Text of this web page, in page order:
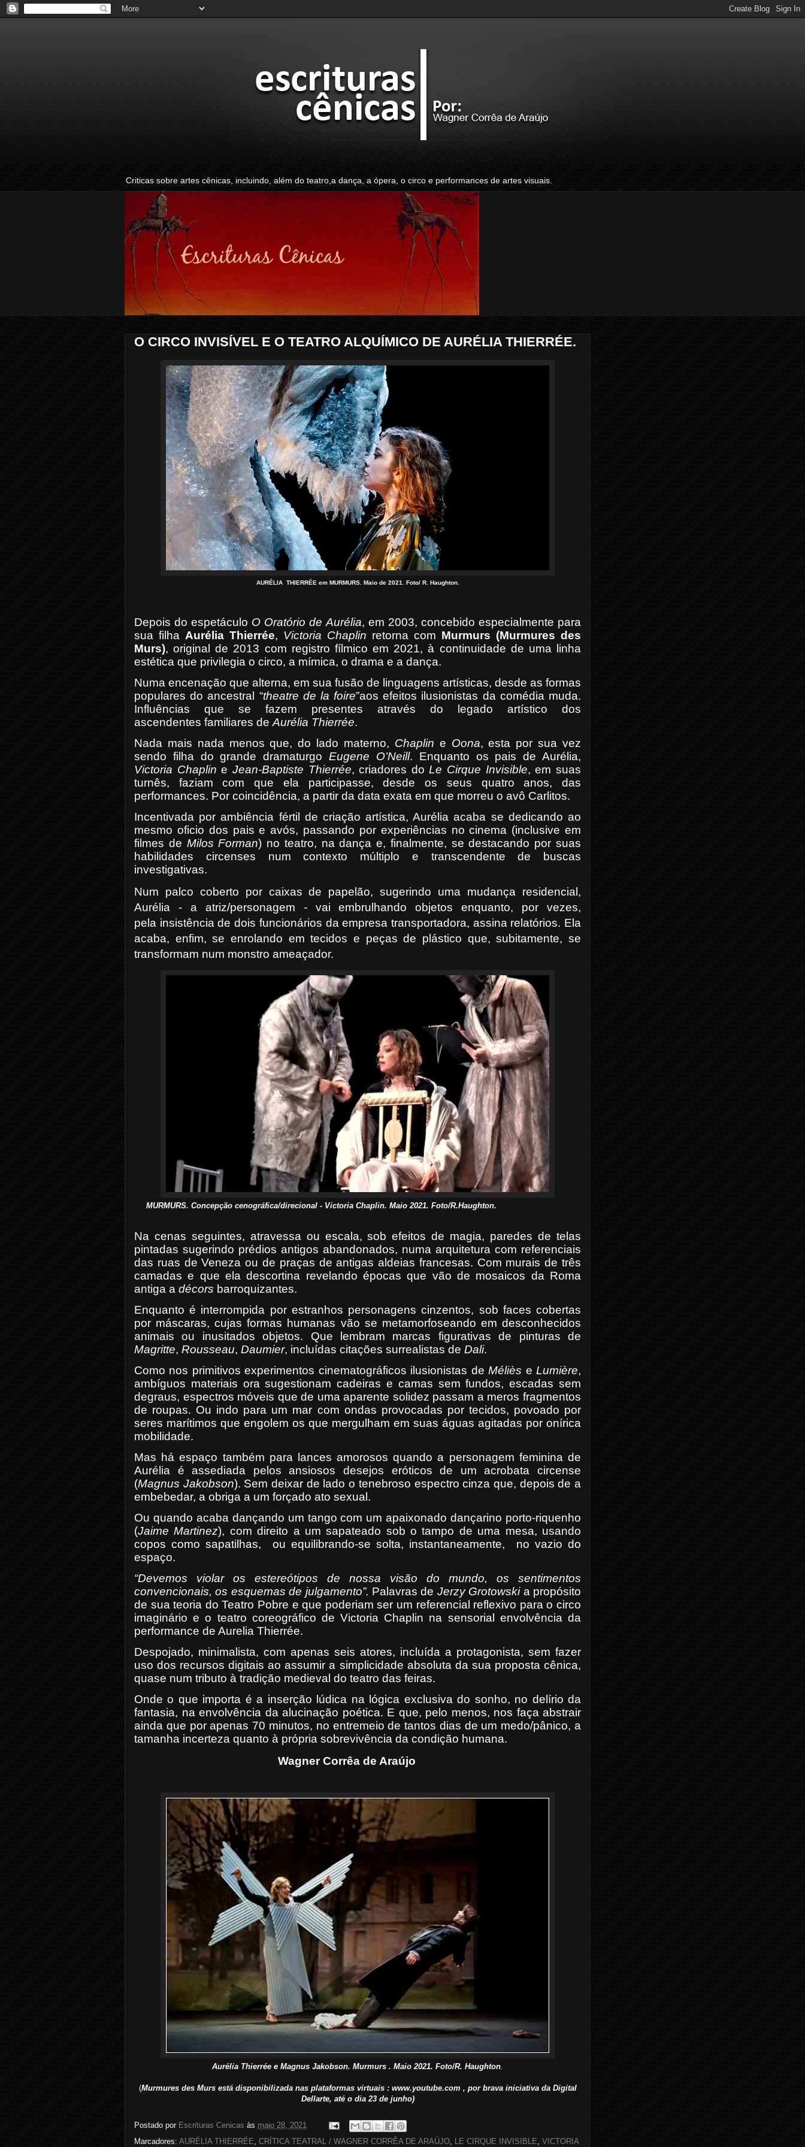
Criticas sobre artes cênicas, incluindo, além do teatro,a dança, a ópera, o circo e performances de artes visuais.
O CIRCO INVISÍVEL E O TEATRO ALQUÍMICO DE AURÉLIA THIERRÉE.
AURÉLIA THIERRÉE em MURMURS. Maio de 2021. Foto/ R. Haughton.
Depois do espetáculo O Oratório de Aurélia, em 2003, concebido especialmente para
sua filha Aurélia Thierrée, Victoria Chaplin retorna com Murmurs (Murmures des
Murs), original de 2013 com registro fílmico em 2021, à continuidade de uma linha
estética que privilegia o circo, a mímica, o drama e a dança.
Numa encenação que alterna, em sua fusão de linguagens artísticas, desde as formas
populares do ancestral “theatre de la foire”aos efeitos ilusionistas da comédia muda.
Influências que se fazem presentes através do legado artístico dos
ascendentes familiares de Aurélia Thierrée.
Nada mais nada menos que, do lado materno, Chaplin e Oona, esta por sua vez
sendo filha do grande dramaturgoEugene O’Neill. Enquanto os pais de Aurélia,
Victoria Chaplin e Jean-Baptiste Thierrée, criadores doLe Cirque Invisible, em suas
turnês, faziam com que ela participasse, desde os seus quatro anos, das
performances. Por coincidência, a partir da data exata em que morreu o avô Carlitos.
Incentivada por ambiência fértil de criação artística, Aurélia acaba se dedicando ao
mesmo oficio dos pais e avós, passando por experiências no cinema (inclusive em
filmes de Milos Forman) no teatro, na dança e, finalmente, se destacando por suas
habilidades circenses num contexto múltiplo e transcendente de buscas
investigativas.
Num palco coberto por caixas de papelão, sugerindo uma mudança residencial,
Aurélia - a atriz/personagem - vai embrulhando objetos enquanto, por vezes,
pela insistência de dois funcionários da empresa transportadora, assina relatórios. Ela
acaba, enfim, se enrolando em tecidos e peças de plástico que, subitamente, se
transformam num monstro ameaçador.
MURMURS. Concepção cenográfica/direcional - Victoria Chaplin. Maio 2021. Foto/R.Haughton.
Na cenas seguintes, atravessa ou escala, sob efeitos de magia, paredes de telas
pintadas sugerindo prédios antigos abandonados, numa arquitetura com referenciais
das ruas de Veneza ou de praças de antigas aldeias francesas. Com murais de três
camadas e que ela descortina revelando épocas que vão de mosaicos da Roma
antiga a décors barroquizantes.
Enquanto é interrompida por estranhos personagens cinzentos, sob faces cobertas
por máscaras, cujas formas humanas vão se metamorfoseando em desconhecidos
animais ou inusitados objetos. Que lembram marcas figurativas de pinturas de
Magritte, Rousseau, Daumier, incluídas citações surrealistas de Dali.
Como nos primitivos experimentos cinematográficos ilusionistas deMéliès eLumière,
ambíguos materiais ora sugestionam cadeiras e camas sem fundos, escadas sem
degraus, espectros móveis que de uma aparente solidez passam a meros fragmentos
de roupas. Ou indo para um mar com ondas provocadas por tecidos, povoado por
seres marítimos que engolem os que mergulham em suas águas agitadas por onírica
mobilidade.
Mas há espaço também para lances amorosos quando a personagem feminina de
Aurélia é assediada pelos ansiosos desejos eróticos de um acrobata circense
(Magnus Jakobson). Sem deixar de lado o tenebroso espectro cinza que, depois de a
embebedar, a obriga a um forçado ato sexual.
Ou quando acaba dançando um tango com um apaixonado dançarino porto-riquenho
(Jaime Martinez), com direito a um sapateado sob o tampo de uma mesa, usando
copos como sapatilhas,
ou equilibrando-se solta, instantaneamente,
no vazio do
espaço.
“Devemos violar os estereótipos de nossa visão do mundo, os sentimentos
convencionais, os esquemas de julgamento”. Palavras de Jerzy Grotowskia propósito
de sua teoria do Teatro Pobre e que poderiam ser um referencial reflexivo para o circo
imaginário e o teatro coreográfico de Victoria Chaplin na sensorial envolvência da
performance de Aurelia Thierrée.
Despojado, minimalista, com apenas seis atores, incluída a protagonista, sem fazer
uso dos recursos digitais ao assumir a simplicidade absoluta da sua proposta cênica,
quase num tributo à tradição medieval do teatro das feiras.
Onde o que importa é a inserção lúdica na lógica exclusiva do sonho, no delírio da
fantasia, na envolvência da alucinação poética. E que, pelo menos, nos faça abstrair
ainda que por apenas 70 minutos, no entremeio de tantos dias de um medo/pânico, a
tamanha incerteza quanto à própria sobrevivência da condição humana.
Wagner Corrêa de Araújo
Aurélia Thierrée e Magnus Jakobson. Murmurs . Maio 2021. Foto/R. Haughton.
(Murmures des Murs está disponibilizada nas plataformas virtuais : www.youtube.com , por bravainiciativa da Digital
Dellarte, até o dia 23 de junho)
Postado por Escrituras Cenicas às maio 28, 2021
Marcadores: AURÉLIA THIERRÉE, CRÍTICA TEATRAL / WAGNER CORRÊA DE ARAÚJO, LE CIRQUE INVISIBLE, VICTORIA